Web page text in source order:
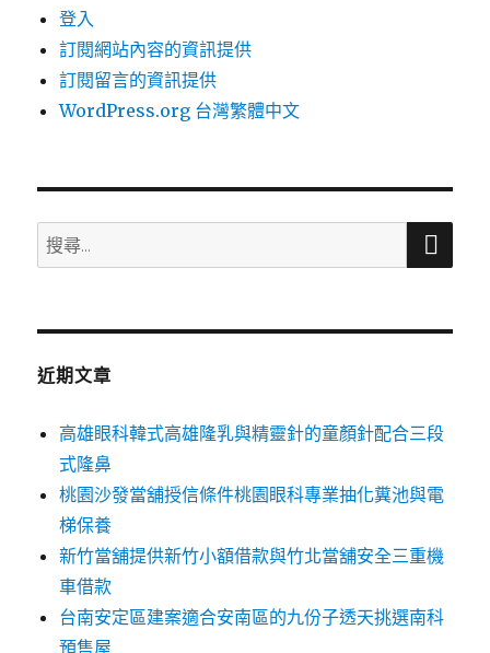
登入
訂閱網站內容的資訊提供
訂閱留言的資訊提供
WordPress.org 台灣繁體中文
搜
尋
鍵
搜
近期文章
高雄眼科韓式高雄隆乳與精靈針的童顏針配合三段
式隆鼻
桃園沙發當舖授信條件桃園眼科專業抽化糞池與電
梯保養
新竹當舖提供新竹小額借款與竹北當舖安全三重機
車借款
台南安定區建案適合安南區的九份子透天挑選南科
預售屋